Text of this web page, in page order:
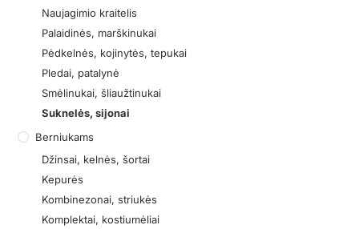
Naujagimio kraitelis
Palaidinės, marškinukai
Pėdkelnės, kojinytės, tepukai
Pledai, patalynė
Smėlinukai, šliaužtinukai
Suknelės, sijonai
Berniukams
Džinsai, kelnės, šortai
Kepurės
Kombinezonai, striukės
Komplektai, kostiumėliai